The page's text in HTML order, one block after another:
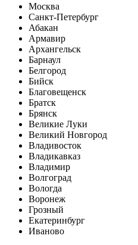
Москва
Санкт-Петербург
Абакан
Армавир
Архангельск
Барнаул
Белгород
Бийск
Благовещенск
Братск
Брянск
Великие Луки
Великий Новгород
Владивосток
Владикавказ
Владимир
Волгоград
Вологда
Воронеж
Грозный
Екатеринбург
Иваново